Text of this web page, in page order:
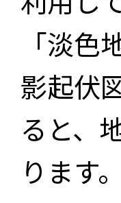
「淡
影起伏
ると、
ります。